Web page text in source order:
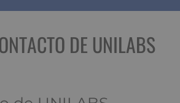
DE UNILABS